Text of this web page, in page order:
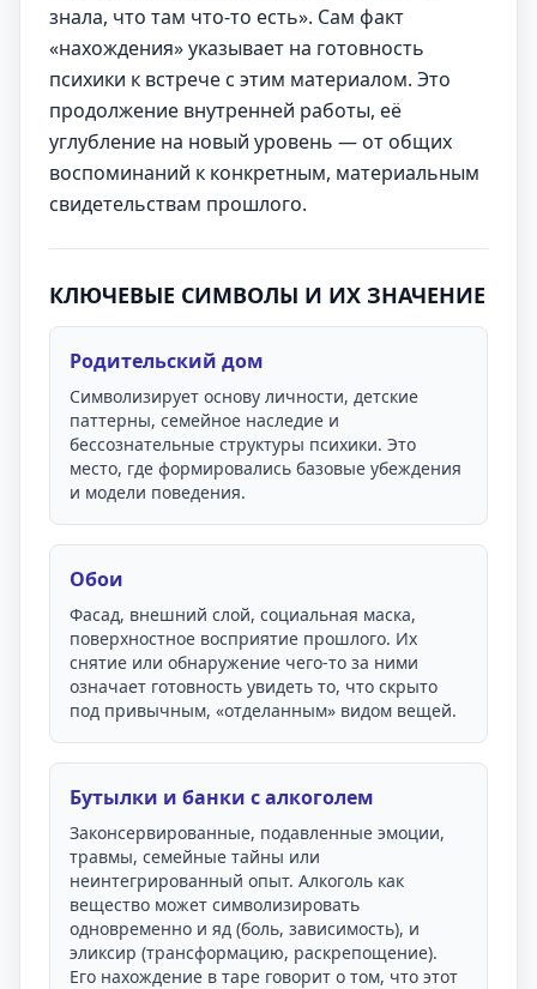
знала, что там что-то есть». Сам факт
«нахождения» указывает на готовность
психики к встрече с этим материалом. Это
продолжение внутренней работы, её
углубление на новый уровень — от общих
воспоминаний к конкретным, материальным
свидетельствам прошлого.
КЛЮЧЕВЫЕ СИМВОЛЫ И ИХ ЗНАЧЕНИЕ
Родительский дом
Символизирует основу личности, детские
паттерны, семейное наследие и
бессознательные структуры психики. Это
место, где формировались базовые убеждения
и модели поведения.
Обои
Фасад, внешний слой, социальная маска,
поверхностное восприятие прошлого. Их
снятие или обнаружение чего-то за ними
означает готовность увидеть то, что скрыто
под привычным, «отделанным» видом вещей.
Бутылки и банки с алкоголем
Законсервированные, подавленные эмоции,
травмы, семейные тайны или
неинтегрированный опыт. Алкоголь как
вещество может символизировать
одновременно и яд (боль, зависимость), и
эликсир (трансформацию, раскрепощение).
Его нахождение в таре говорит о том, что этот